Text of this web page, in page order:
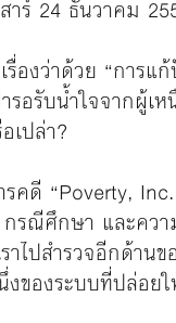
าร์ 24 ธันวาคม
รื่องว่าด้วย “การ
รอรับน้ำใจจากผู้เ
เปล่า?
คดี “Poverty,
รณีศึกษา และควา
าไปสำรวจอีกด้า
ของระบบที่ปล่อย